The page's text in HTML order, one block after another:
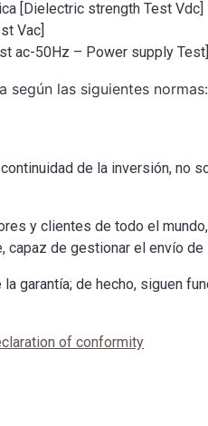
[Dielectric strength Test Vdc]
Vac]
ac-50Hz – Power supply Test]
según las siguientes normas:
de la inversión, no
y clientes de todo el
capaz de gestionar el envío
garantía; de hecho, siguen
of conformity